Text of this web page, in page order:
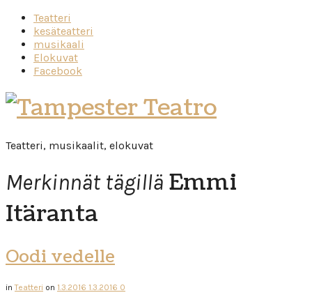
Teatteri
kesäteatteri
musikaali
Elokuvat
Facebook
Tampester
Teatro
Teatteri, musikaalit, elokuvat
Merkinnät tägillä Emmi
Itäranta
Oodi vedelle
inTeatteri on 1.3.2016 1.3.2016 0